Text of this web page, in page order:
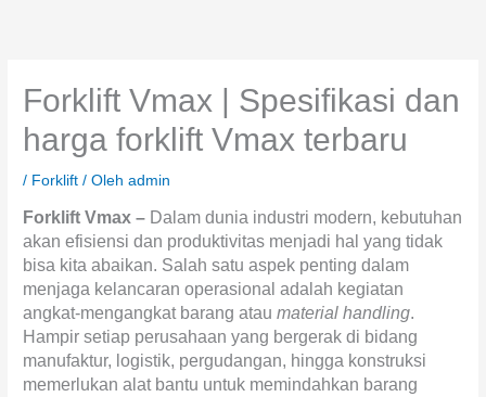
Forklift Vmax | Spesifikasi dan
harga forklift Vmax terbaru
/ Forklift / Olehadmin
Forklift Vmax – Dalam dunia industri modern, kebutuhan
akan efisiensi dan produktivitas menjadi hal yang tidak
bisa kita abaikan. Salah satu aspek penting dalam
menjaga kelancaran operasional adalah kegiatan
angkat-mengangkat barang ataumaterial handling.
Hampir setiap perusahaan yang bergerak di bidang
manufaktur, logistik, pergudangan, hingga konstruksi
memerlukan alat bantu untuk memindahkan barang